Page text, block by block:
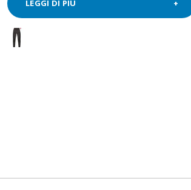
LEGGI DI PIÙ